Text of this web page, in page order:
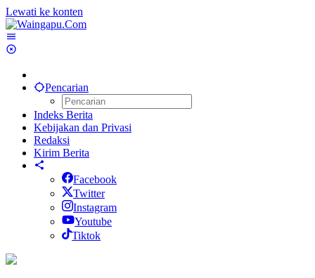
Lewati ke konten
Pencarian
Indeks Berita
Kebijakan dan Privasi
Redaksi
Kirim Berita
Facebook
Twitter
Instagram
Youtube
Tiktok